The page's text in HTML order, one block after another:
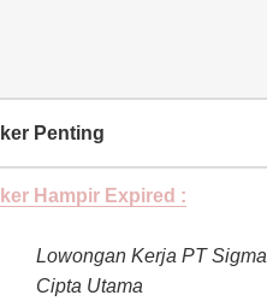
Penting
Hampir Expired :
Lowongan Kerja PT Sigma
Cipta Utama